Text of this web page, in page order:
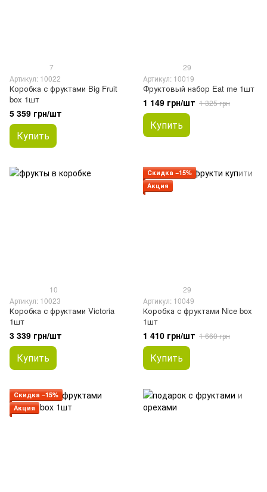
7
Артикул: 10022
Коробка с фруктами Big Fruit
box 1шт
5 359 грн/шт
Купить
29
Артикул: 10019
Фруктовый набор Eat me 1шт
1 149 грн/шт 1 325 грн
Купить
10
Артикул: 10023
Коробка с фруктами Victoria
1шт
3 339 грн/шт
Купить
Скидка −15%
Акция
29
Артикул: 10049
Коробка с фруктами Nice box
1шт
1 410 грн/шт 1 660 грн
Купить
Скидка −15%
Акция